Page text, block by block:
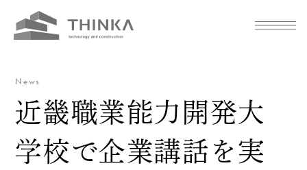
News
近畿職業能力開発大
学校で企業講話を実